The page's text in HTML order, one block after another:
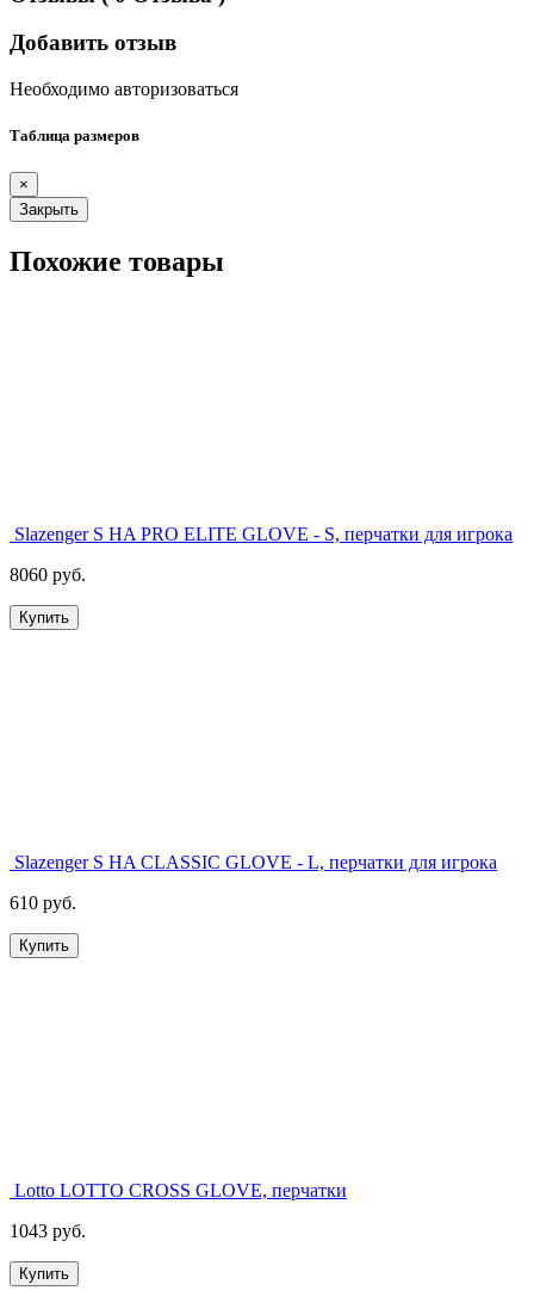
Добавить отзыв
Необходимо авторизоваться
Таблица размеров
×
Закрыть
Похожие товары
Slazenger S HA PRO ELITE GLOVE - S, перчатки для игрока
8060 руб.
Купить
Slazenger S HA CLASSIC GLOVE - L, перчатки для игрока
610 руб.
Купить
Lotto LOTTO CROSS GLOVE, перчатки
1043 руб.
Купить